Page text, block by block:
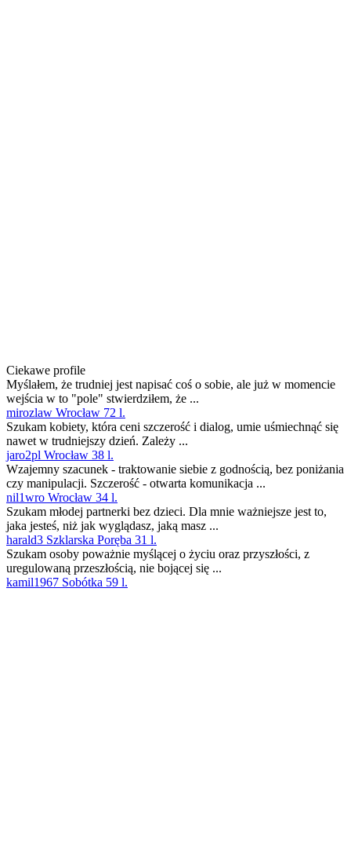
Ciekawe profile
Myślałem, że trudniej jest napisać coś o sobie, ale już w momencie
wejścia w to "pole" stwierdziłem, że ...
mirozlaw Wrocław 72 l.
Szukam kobiety, która ceni szczerość i dialog, umie uśmiechnąć się
nawet w trudniejszy dzień. Zależy ...
jaro2pl Wrocław 38 l.
Wzajemny szacunek - traktowanie siebie z godnością, bez poniżania
czy manipulacji. Szczerość - otwarta komunikacja ...
nil1wro Wrocław 34 l.
Szukam młodej partnerki bez dzieci. Dla mnie ważniejsze jest to,
jaka jesteś, niż jak wyglądasz, jaką masz ...
harald3 Szklarska Poręba 31 l.
Szukam osoby poważnie myślącej o życiu oraz przyszłości, z
uregulowaną przeszłością, nie bojącej się ...
kamil1967 Sobótka 59 l.